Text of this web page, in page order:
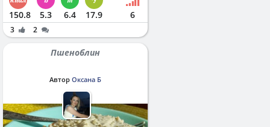
150.8 5.3 6.4 17.9 6
3 2
Пшеноблин
Автор Оксана Б